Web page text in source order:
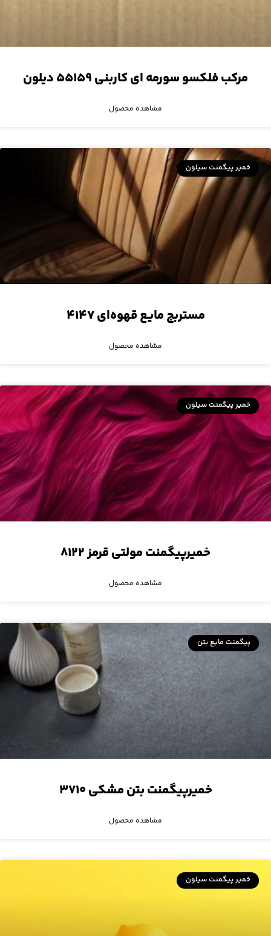
مرکب فلکسو سورمه ای کاربنی ۵۵۱۵۹ دیلون
مشاهده محصول
خمیر پیگمنت سیلون
مستربچ مایع قهوه‌ای ۴۱۴۷
مشاهده محصول
خمیر پیگمنت سیلون
خمیرپیگمنت مولتی قرمز ۸۱۲۲
مشاهده محصول
پیگمنت مایع بتن
خمیرپیگمنت بتن مشکی ۳۷۱۰
مشاهده محصول
خمیر پیگمنت سیلون